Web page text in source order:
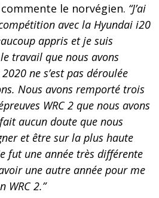
le norvégien. “J’ai
avec la Hyundai i20
appris et je suis
travail que nous avons
ne s’est pas déroulée
Nous avons remporté trois
WRC 2 que nous avons
aucun doute que nous
et être sur la plus haute
fut une année très différente
une autre année pour me
WRC 2.”